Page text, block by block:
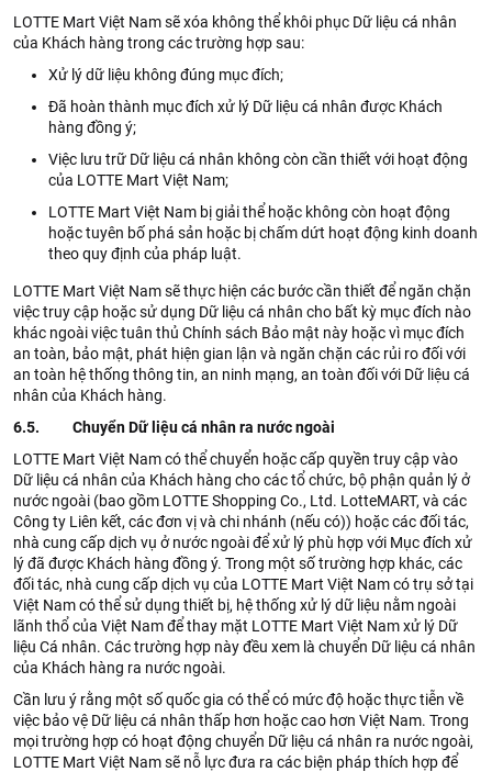
LOTTE Mart Việt Nam sẽ xóa không thể khôi phục Dữ liệu cá nhân
của Khách hàng trong các trường hợp sau:
Xử lý dữ liệu không đúng mục đích;
Đã hoàn thành mục đích xử lý Dữ liệu cá nhân được Khách
hàng đồng ý;
Việc lưu trữ Dữ liệu cá nhân không còn cần thiết với hoạt động
của LOTTE Mart Việt Nam;
LOTTE Mart Việt Nam bị giải thể hoặc không còn hoạt động
hoặc tuyên bố phá sản hoặc bị chấm dứt hoạt động kinh doanh
theo quy định của pháp luật.
LOTTE Mart Việt Nam sẽ thực hiện các bước cần thiết để ngăn chặn
việc truy cập hoặc sử dụng Dữ liệu cá nhân cho bất kỳ mục đích nào
khác ngoài việc tuân thủ Chính sách Bảo mật này hoặc vì mục đích
an toàn, bảo mật, phát hiện gian lận và ngăn chặn các rủi ro đối với
an toàn hệ thống thông tin, an ninh mạng, an toàn đối với Dữ liệu cá
nhân của Khách hàng.
6.5. Chuyển Dữ liệu cá nhân ra nước ngoài
LOTTE Mart Việt Nam có thể chuyển hoặc cấp quyền truy cập vào
Dữ liệu cá nhân của Khách hàng cho các tổ chức, bộ phận quản lý ở
nước ngoài (bao gồm LOTTE Shopping Co., Ltd. LotteMART, và các
Công ty Liên kết, các đơn vị và chi nhánh (nếu có)) hoặc các đối tác,
nhà cung cấp dịch vụ ở nước ngoài để xử lý phù hợp với Mục đích xử
lý đã được Khách hàng đồng ý. Trong một số trường hợp khác, các
đối tác, nhà cung cấp dịch vụ của LOTTE Mart Việt Nam có trụ sở tại
Việt Nam có thể sử dụng thiết bị, hệ thống xử lý dữ liệu nằm ngoài
lãnh thổ của Việt Nam để thay mặt LOTTE Mart Việt Nam xử lý Dữ
liệu Cá nhân. Các trường hợp này đều xem là chuyển Dữ liệu cá nhân
của Khách hàng ra nước ngoài.
Cần lưu ý rằng một số quốc gia có thể có mức độ hoặc thực tiễn về
việc bảo vệ Dữ liệu cá nhân thấp hơn hoặc cao hơn Việt Nam. Trong
mọi trường hợp có hoạt động chuyển Dữ liệu cá nhân ra nước ngoài,
LOTTE Mart Việt Nam sẽ nỗ lực đưa ra các biện pháp thích hợp để